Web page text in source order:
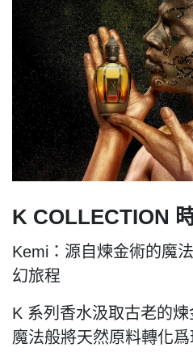
K COLLECTION
Kemi：源自煉金術的魔
幻旅程
K 系列香水汲取古老的
魔法般將天然原料轉化